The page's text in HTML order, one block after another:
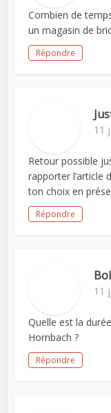
Combien de
un magasin de
Répondre
11
Retour possible
rapporter l’article
ton choix en
Répondre
11
Quelle est la
Hornbach ?
Répondre